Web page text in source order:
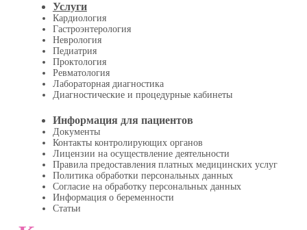
Услуги
Кардиология
Гастроэнтерология
Неврология
Педиатрия
Проктология
Ревматология
Лабораторная диагностика
Диагностические и процедурные кабинеты
Информация для пациентов
Документы
Контакты контролирующих органов
Лицензии на осуществление деятельности
Правила предоставления платных медицинских услуг
Политика обработки персональных данных
Согласие на обработку персональных данных
Информация о беременности
Статьи